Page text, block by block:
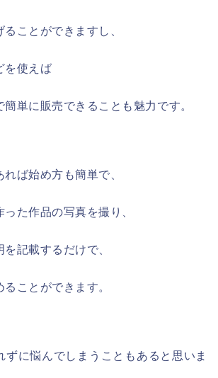
ことができますし、
を使えば
単に販売できることも魅力です。
ば始め方も簡単で、
た作品の写真を撮り、
記載するだけで、
ことができます。
ずに悩んでしまうこともあると思いま